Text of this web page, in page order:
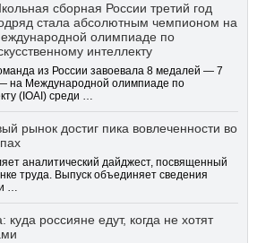
сборная России третий год
стала абсолютным чемпионом на
олимпиаде по
интеллекту
из России завоевала 8 медалей — 7
на Международной олимпиаде по
(IOAI) среди …
рынок достиг пика вовлеченности во
аналитический дайджест, посвященный
труда. Выпуск объединяет сведения
…
куда россияне едут, когда не хотят